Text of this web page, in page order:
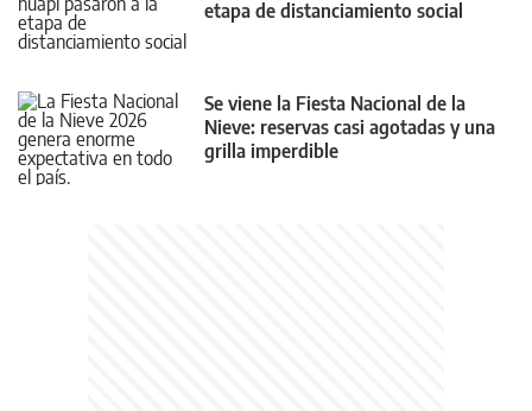
etapa de distanciamiento social
Se viene la Fiesta Nacional de la
Nieve: reservas casi agotadas y una
grilla imperdible